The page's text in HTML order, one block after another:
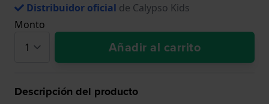
Distribuidor oficial de Calypso Kids
Monto
Añadir al carrito
Descripción del producto